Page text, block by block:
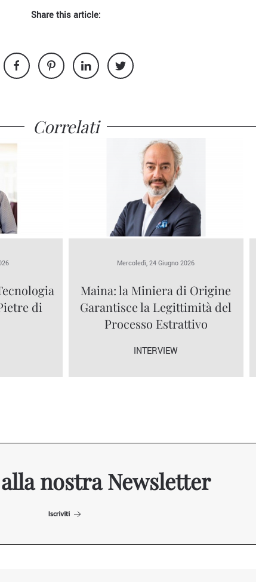
Share this article:
Correlati
di
Mercoledì, 24 Giugno 2026
Maina: la Miniera di Origine
Garantisce la Legittimità del
Processo Estrattivo
INTERVIEW
nostra Newsletter
Iscriviti